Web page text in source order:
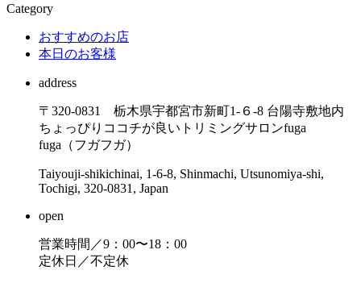
Category
おすすめのお店
本日のお客様
address
〒320-0831 栃木県宇都宮市新町1-６-8 台陽寺敷地内
ちょっぴりココチが良いトリミングサロンfuga
fuga（フガフガ）
Taiyouji-shikichinai, 1-6-8, Shinmachi, Utsunomiya-shi,
Tochigi, 320-0831, Japan
open
営業時間／9：00〜18：00
定休日／不定休